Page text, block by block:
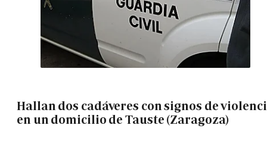
Hallan dos cadáveres con signos de
en un domicilio de Tauste (Zaragoza)